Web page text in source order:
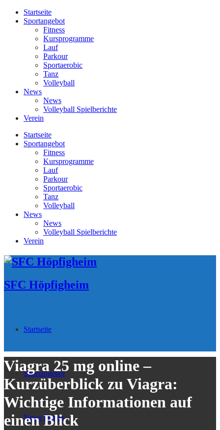
Startseite
Sportangebot
Fitness
Kursprogramme
Lauf
Parkour
Sportaerobic
Tanz
Volleyball
News
News
Volleyball Spielberichte
Verein
Startseite
Sportangebot
Fitness
Kursprogramme
Lauf
Parkour
Sportaerobic
Tanz
Volleyball
News
News
Volleyball Spielberichte
Verein
SFC Höpfigheim
Startseite
Sportangebot
Fitness
News
Viagra 25 mg online –
Kurzüberblick zu Viagra:
Wichtige Informationen auf
einen Blick